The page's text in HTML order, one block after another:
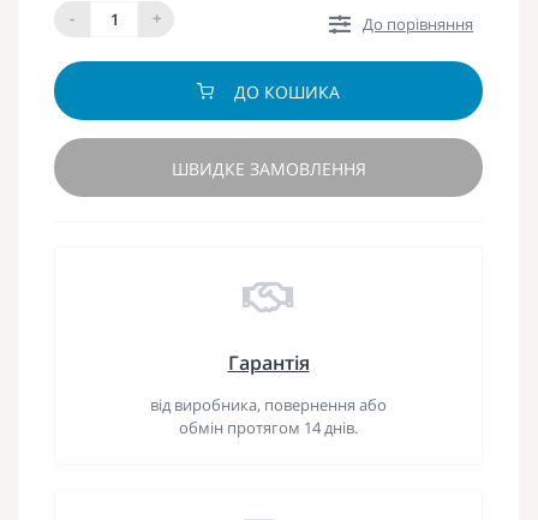
-
+
До порівняння
ДО КОШИКА
ШВИДКЕ ЗАМОВЛЕННЯ
Гарантія
від виробника, повернення або
обмін протягом 14 днів.